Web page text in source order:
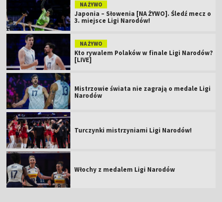
NA ŻYWO
Japonia – Słowenia [NA ŻYWO]. Śledź mecz o
3. miejsce Ligi Narodów!
NA ŻYWO
Kto rywalem Polaków w finale Ligi Narodów?
[LIVE]
Mistrzowie świata nie zagrają o medale Ligi
Narodów
Turczynki mistrzyniami Ligi Narodów!
Włochy z medalem Ligi Narodów